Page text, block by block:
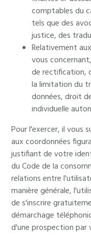
comptables du
tels que des
justice, des
Relativement
vous
de rectification,
la limitation du
données, droit
individuelle
Pour l'exercer, il vous
aux coordonnées
justifiant de votre
du Code de la
relations entre
manière générale,
de s'inscrire
démarchage
d'une prospection par